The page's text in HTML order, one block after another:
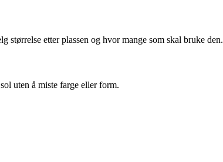
etter plassen og hvor mange som skal bruke den.
uten å miste farge eller form.